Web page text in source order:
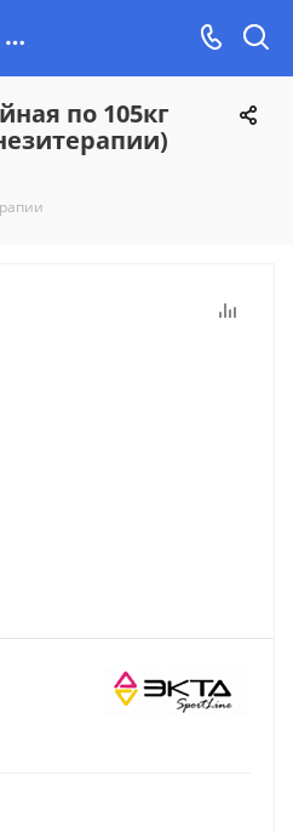
Блочная рама двойная по 105кг (тренажер для кинезитерапии) ЭКТА купить недорого на Vishop.by, рассрочка!
по 105кг